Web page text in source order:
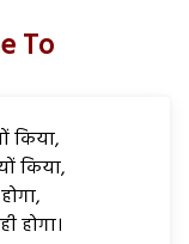
To
किया,
किया,
होगा।